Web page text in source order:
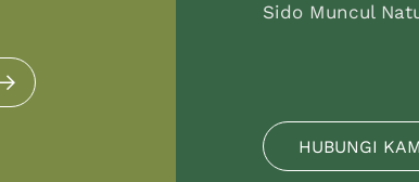
Sido Muncul
HUBUNGI